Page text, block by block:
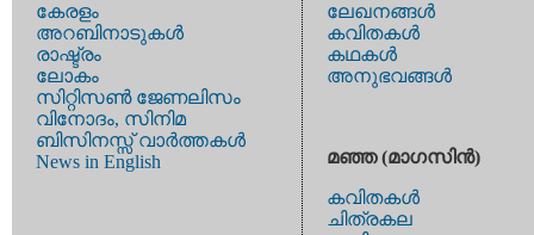
കേരളം
അറബിനാടുകള്‍
രാഷ്ട്രം
ലോകം
സിറ്റിസണ്‍ ജേണലിസം
വിനോദം, സിനിമ
ബിസിനസ്സ് വാര്‍ത്തകള്‍
News in English
ലേഖനങ്ങള്‍
കവിതകള്‍
കഥകള്‍
അനുഭവങ്ങള്‍
മഞ്ഞ (മാഗസിന്‍)
കവിതകള്‍
ചിത്രകല